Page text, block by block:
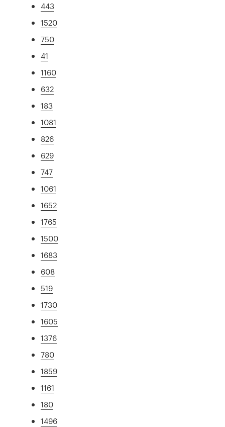
443
1520
750
41
1160
632
183
1081
826
629
747
1061
1652
1765
1500
1683
608
519
1730
1605
1376
780
1859
1161
180
1496